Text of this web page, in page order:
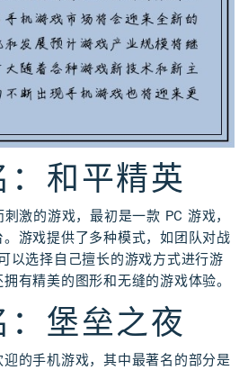
：和平精英
激的游戏，最初是一款 PC 游戏，
游戏提供了多种模式，如团队对战
以选择自己擅长的游戏方式进行游
有精美的图形和无缝的游戏体验。
：堡垒之夜
的手机游戏，其中最著名的部分是